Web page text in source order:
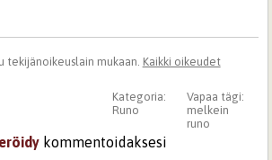
tekijänoikeuslain mukaan. Kaikki oikeudet
Vapaa tägi:
melkein
runo
Kategoria:
Runo
kommentoidaksesi